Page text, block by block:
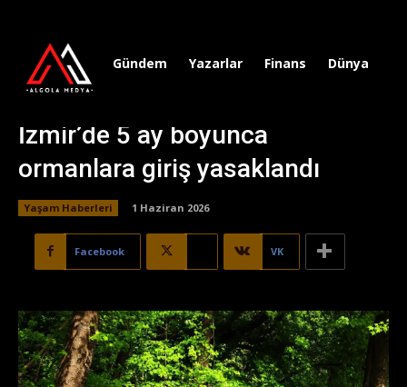
Gündem Yazarlar Finans Dünya
İzmir’de 5 ay boyunca
ormanlara giriş yasaklandı
Yaşam Haberleri 1 Haziran 2026
Facebook VK